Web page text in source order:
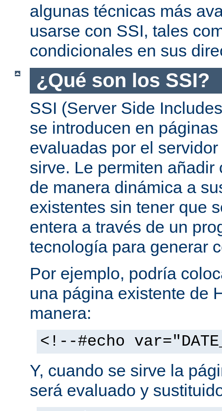
algunas técnicas más
usarse con SSI, tales
condicionales en sus
¿Qué son los SSI?
SSI (Server Side
se introducen en
evaluadas por el
sirve. Le permiten
de manera dinámica a
existentes sin tener que
entera a través de un
tecnología para generar
Por ejemplo, podría
una página existente de
manera:
<!--#echo
Y, cuando se sirve la
será evaluado y